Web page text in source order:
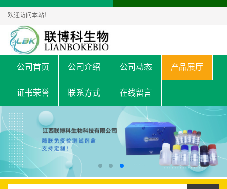
欢迎访问本站！
公司首页 公司介绍 公司动态 产品展厅
证书荣誉 联系方式 在线留言